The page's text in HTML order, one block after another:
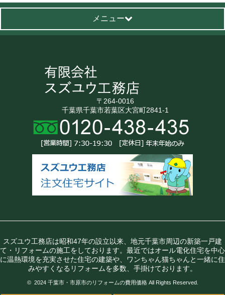
メニュー
〒264-0016
千葉県千葉市若葉区大宮町2841-1
スズユウ工務店は昭和47年の設立以来、地元千葉市周辺の新築一戸建
て・リフォームの施工をしております。最近ではオール電化住宅を中心
に温熱環境を充実させた住宅の建築や、ワンちゃん猫ちゃんと一緒に住
みやすくなるリフォームを多数、手掛けております。
© 2024 千葉市・市原市のリフォームの費用価格 All Rights Reserved.